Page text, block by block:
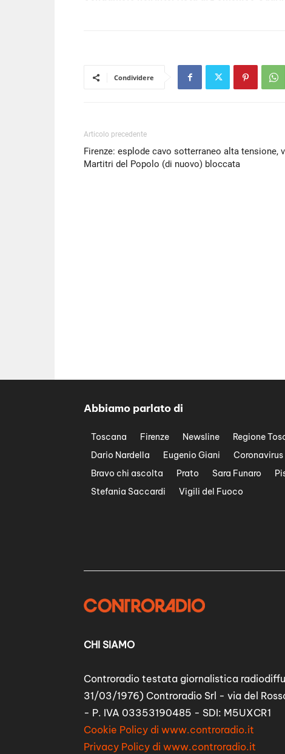
Condividere
Articolo precedente
Firenze: esplode cavo sotterraneo alta tensione,
Martitri del Popolo (di nuovo) bloccata
Abbiamo parlato di
Toscana Firenze Newsline Regione
Dario Nardella
Eugenio Giani
Bravo chi ascolta
Prato Sara Funaro
Stefania Saccardi
Vigili del Fuoco
CHI SIAMO
Controradio testata giornalistica
31/03/1976) Controradio Srl - via del
- P. IVA 03353190485 - SDI: M5UXCR1
Cookie Policy di www.controradio.it
Privacy Policy di www.controradio.it